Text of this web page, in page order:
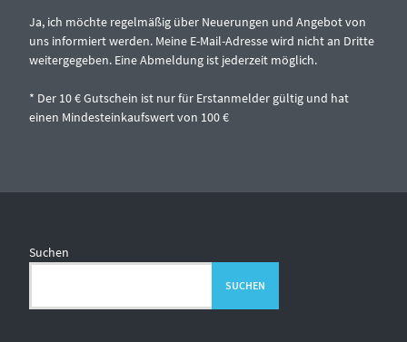
Ja, ich möchte regelmäßig über Neuerungen und Angebot von
uns informiert werden. Meine E-Mail-Adresse wird nicht an Dritte
weitergegeben. Eine Abmeldung ist jederzeit möglich.
* Der 10 € Gutschein ist nur für Erstanmelder gültig und hat
einen Mindesteinkaufswert von 100 €
Suchen
SUCHEN